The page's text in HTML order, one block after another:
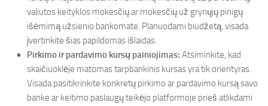
valiutos keityklos mokesčių ar mokesčių už grynųjų pinigų
išėmimą užsienio bankomate. Planuodami biudžetą, visada
įvertinkite šias papildomas išlaidas.
Pirkimo ir pardavimo kursų painiojimas: Atsiminkite, kad
skaičiuoklėje matomas tarpbankinis kursas yra tik orientyras.
Visada pasitikrinkite konkretų pirkimo ar pardavimo kursą savo
banke ar keitimo paslaugų teikėjo platformoje prieš atlikdami